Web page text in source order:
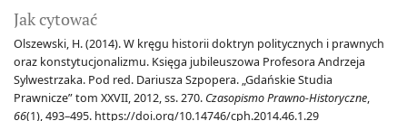
Jak cytować
Olszewski, H. (2014). W kręgu historii doktryn politycznych i prawnych
oraz konstytucjonalizmu. Księga jubileuszowa Profesora Andrzeja
Sylwestrzaka. Pod red. Dariusza Szpopera. „Gdańskie Studia
Prawnicze” tom XXVII, 2012, ss. 270. Czasopismo Prawno-Historyczne,
66(1), 493–495. https://doi.org/10.14746/cph.2014.46.1.29